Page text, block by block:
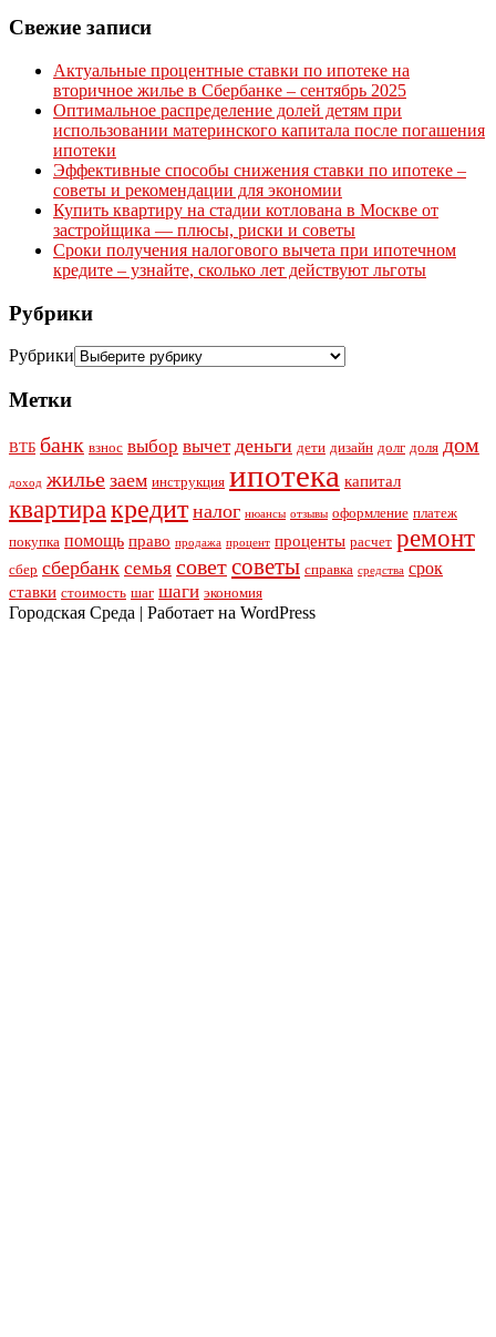
Свежие записи
Актуальные процентные ставки по ипотеке на
вторичное жилье в Сбербанке – сентябрь 2025
Оптимальное распределение долей детям при
использовании материнского капитала после погашения
ипотеки
Эффективные способы снижения ставки по ипотеке –
советы и рекомендации для экономии
Купить квартиру на стадии котлована в Москве от
застройщика — плюсы, риски и советы
Сроки получения налогового вычета при ипотечном
кредите – узнайте, сколько лет действуют льготы
Рубрики
Рубрики
Метки
ВТБ банк взнос выбор вычет деньги дети дизайн долг доля дом
доход жилье заем инструкция ипотека капитал
квартира кредит налог нюансы отзывы оформление платеж
покупка помощь право продажа процент проценты расчет ремонт
сбер сбербанк семья советсоветы справка средства срок
ставки стоимость шаг шаги экономия
Городская Среда | Работает на WordPress